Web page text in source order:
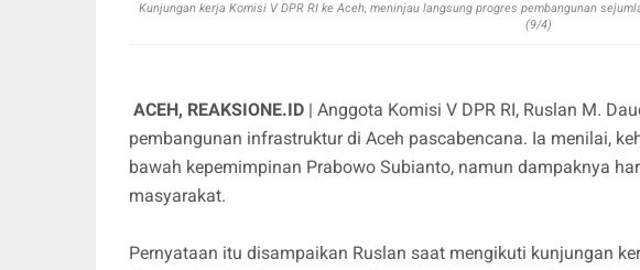
Kunjungan kerja Komisi V DPR RI ke Aceh, meninjau langsung progres pembangunan
(9/4)
ACEH, REAKSIONE.ID | Anggota Komisi V DPR RI, Ruslan M.
pembangunan infrastruktur di Aceh pascabencana. Ia menilai,
bawah kepemimpinan Prabowo Subianto, namun dampaknya
masyarakat.
Pernyataan itu disampaikan Ruslan saat mengikuti kunjungan